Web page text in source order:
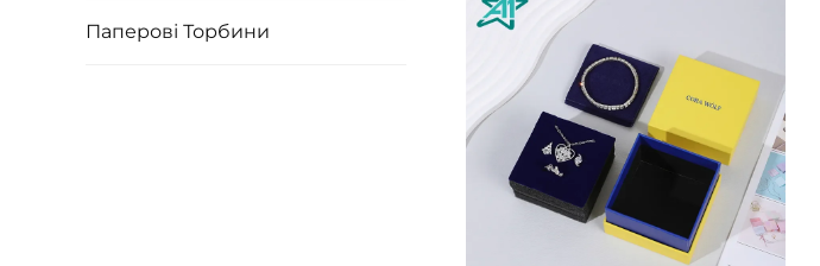
Паперові Торбини
розміру, з велюровою
підкладкою з мікрофібри,
упакувальні мішечки з
матовою блискавкою